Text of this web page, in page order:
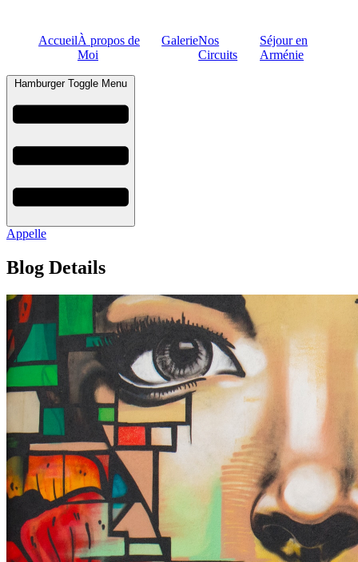
AccueilÀ propos de
Moi
GalerieNos
Circuits
Séjour en
Arménie
Hamburger Toggle Menu
Appelle
Blog Details